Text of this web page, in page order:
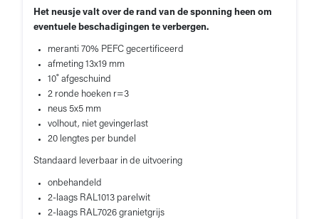
Het neusje valt over de rand van de sponning heen om
eventuele beschadigingen te verbergen.
meranti 70% PEFC gecertificeerd
afmeting 13x19 mm
10˚ afgeschuind
2 ronde hoeken r=3
neus 5x5 mm
volhout, niet gevingerlast
20 lengtes per bundel
Standaard leverbaar in de uitvoering
onbehandeld
2-laags RAL1013 parelwit
2-laags RAL7026 granietgrijs